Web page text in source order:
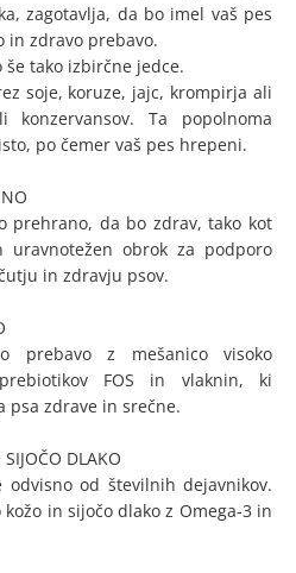
zagotavlja, da bo imel vaš pes
in zdravo prebavo.
tako izbirčne jedce.
soje, koruze, jajc, krompirja ali
Ta popolnoma
po čemer vaš pes hrepeni.
prehrano, da bo zdrav, tako kot
obrok za podporo
in zdravju psov.
prebavo z mešanico visoko
FOS in vlaknin, ki
psa zdrave in srečne.
DLAKO
odvisno od številnih dejavnikov.
in sijočo dlako z Omega-3 in